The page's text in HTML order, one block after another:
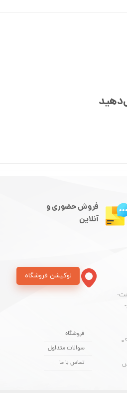
فروشگاه
سوالات متداول
تماس با ما
فروش حضوری و
آنلاین
لوکیشن فروشگاه